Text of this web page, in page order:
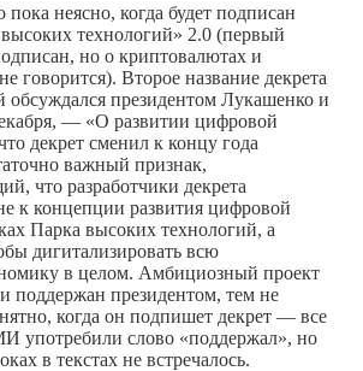
неясно, когда будет подписан
технологий» 2.0 (первый
но о криптовалютах и
говорится). Второе название декрета
президентом Лукашенко и
— «О развитии цифровой
декрет сменил к концу года
важный признак,
что разработчики декрета
к концепции развития цифровой
Парка высоких технологий, а
дигитализировать всю
в целом. Амбициозный проект
поддержан президентом, тем не
когда он подпишет декрет — все
употребили слово «поддержал», но
в текстах не встречалось.